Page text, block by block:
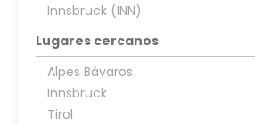
Innsbruck (INN)
Lugares cercanos
Alpes Bávaros
Innsbruck
Tirol